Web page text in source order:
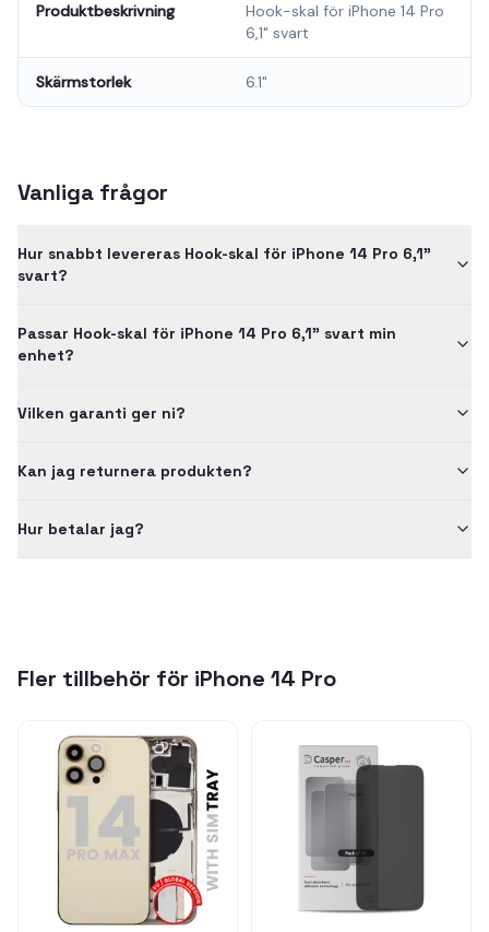
Produktbeskrivning
Hook-skal för iPhone 14 Pro
6,1" svart
Skärmstorlek 6.1"
Vanliga frågor
Hur snabbt levereras Hook-skal för iPhone 14 Pro 6,1"
svart?
Passar Hook-skal för iPhone 14 Pro 6,1" svart min
enhet?
Vilken garanti ger ni?
Kan jag returnera produkten?
Hur betalar jag?
Fler tillbehör för iPhone 14 Pro